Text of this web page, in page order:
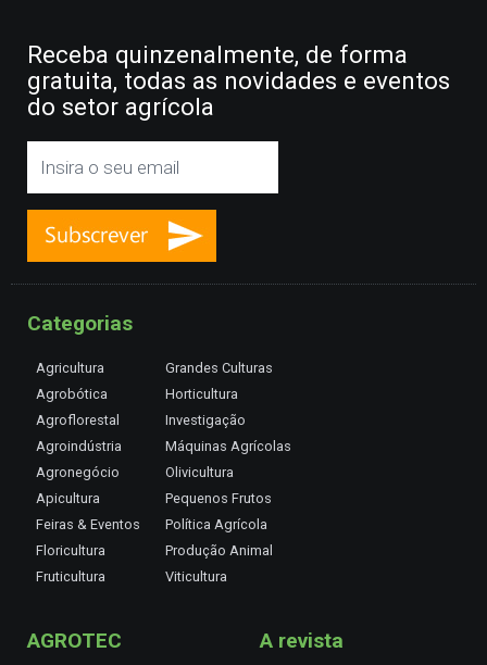
Receba quinzenalmente, de forma
gratuita, todas as novidades e eventos
do setor agrícola
Categorias
Agricultura
Agrobótica
Agroflorestal
Agroindústria
Agronegócio
Apicultura
Feiras & Eventos
Floricultura
Fruticultura
Grandes Culturas
Horticultura
Investigação
Máquinas Agrícolas
Olivicultura
Pequenos Frutos
Política Agrícola
Produção Animal
Viticultura
AGROTEC A revista